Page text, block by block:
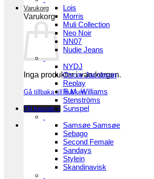
Varukorg
Varukorg
Inga produkter i varukorgen.
Gå tillbaka till butiken
Till kassan +
Lois
Morris
Muli Collection
Neo Noir
NN07
Nudie Jeans
NYDJ
Oscar Jacobson
Replay
R.M. Williams
Stenströms
Sunspel
Samsøe Samsøe
Sebago
Second Female
Sandays
Stylein
Skandinavisk